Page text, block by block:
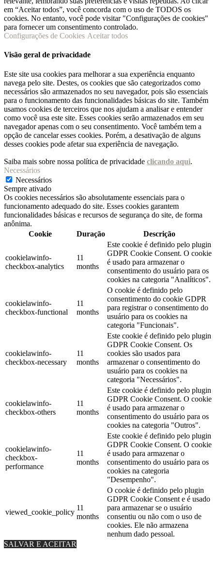
em “Aceitar todos”, você concorda com o uso de TODOS os
cookies. No entanto, você pode visitar "Configurações de cookies"
para fornecer um consentimento controlado.
Configurações de Cookies Aceitar todos
Visão geral de privacidade
Este site usa cookies para melhorar a sua experiência enquanto
navega pelo site. Destes, os cookies que são categorizados como
necessários são armazenados no seu navegador, pois são essenciais
para o funcionamento das funcionalidades básicas do site. Também
usamos cookies de terceiros que nos ajudam a analisar e entender
como você usa este site. Esses cookies serão armazenados em seu
navegador apenas com o seu consentimento. Você também tem a
opção de cancelar esses cookies. Porém, a desativação de alguns
desses cookies pode afetar sua experiência de navegação.
Saiba mais sobre nossa política de privacidade clicando aqui.
Necessários
Necessários
Sempre ativado
Os cookies necessários são absolutamente essenciais para o
funcionamento adequado do site. Esses cookies garantem
funcionalidades básicas e recursos de segurança do site, de forma
anônima.
Cookie
Duração Descrição
cookielawinfo-
checkbox-analytics
11
months
Este cookie é definido pelo plugin
GDPR Cookie Consent. O cookie
é usado para armazenar o
consentimento do usuário para os
cookies na categoria "Analíticos".
cookielawinfo-
checkbox-functional
11
months
O cookie é definido pelo
consentimento do cookie GDPR
para registrar o consentimento do
usuário para os cookies na
categoria "Funcionais".
cookielawinfo-
checkbox-necessary
11
months
Este cookie é definido pelo plugin
GDPR Cookie Consent. Os
cookies são usados ​​para
armazenar o consentimento do
usuário para os cookies na
categoria "Necessários".
cookielawinfo-
checkbox-others
11
months
Este cookie é definido pelo plugin
GDPR Cookie Consent. O cookie
é usado para armazenar o
consentimento do usuário para os
cookies na categoria "Outros".
cookielawinfo-
checkbox-
performance
11
months
Este cookie é definido pelo plugin
GDPR Cookie Consent. O cookie
é usado para armazenar o
consentimento do usuário para os
cookies na categoria
"Desempenho".
viewed_cookie_policy
11
months
O cookie é definido pelo plugin
GDPR Cookie Consent e é usado
para armazenar se o usuário
consentiu ou não com o uso de
cookies. Ele não armazena
nenhum dado pessoal.
SALVAR E ACEITAR